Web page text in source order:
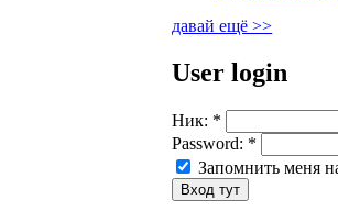
давай ещё >>
User login
Ник: *
Password: *
Запомнить меня